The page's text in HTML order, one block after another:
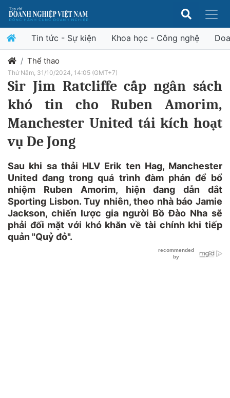
Tin tức - Sự kiện Khoa học - Công nghệ
Thể thao
Thứ Năm, 31/10/2024, 14:05 (GMT+7)
Sir Jim Ratcliffe cấp ngân sách
khó tin cho Ruben Amorim,
Manchester United tái kích hoạt
vụ De Jong
Sau khi sa thải HLV Erik ten Hag, Manchester
United đang trong quá trình đàm phán để bổ
nhiệm Ruben Amorim, hiện đang dẫn dắt
Sporting Lisbon. Tuy nhiên, theo nhà báo Jamie
Jackson, chiến lược gia người Bồ Đào Nha sẽ
phải đối mặt với khó khăn về tài chính khi tiếp
quản "Quỷ đỏ".